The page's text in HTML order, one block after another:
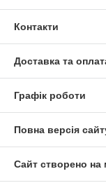
Контакти
Доставка та
Графік роботи
Повна версія
Сайт створено на